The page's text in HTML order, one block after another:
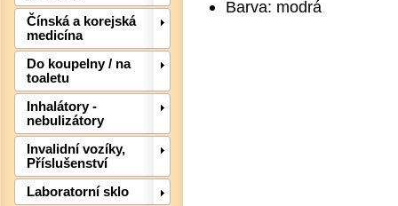
Čínská a korejská
medicína
Do koupelny / na
toaletu
Inhalátory -
nebulizátory
Invalidní vozíky,
Příslušenství
Laboratorní sklo
Barva: modrá